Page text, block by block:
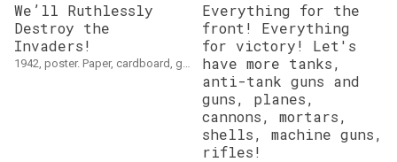
We’ll Ruthlessly
Destroy the
Invaders!
1942, poster. Paper, cardboard, gouache, ink, watercolor, 54 x 36 cm
Everything for the
front! Everything
for victory! Let's
have more tanks,
anti-tank guns and
guns, planes,
cannons, mortars,
shells, machine guns,
rifles!